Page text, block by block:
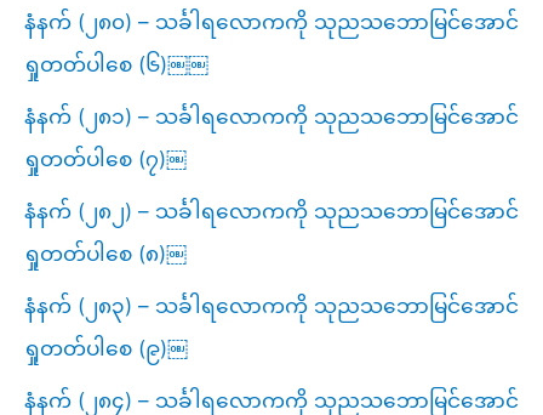
နံနက် (၂၈၀) – သင်္ခါရလောကကို သုညသဘောမြင်အောင်
ရှုတတ်ပါစေ (၆)￼￼
နံနက် (၂၈၁) – သင်္ခါရလောကကို သုညသဘောမြင်အောင်
ရှုတတ်ပါစေ (၇)￼
နံနက် (၂၈၂) – သင်္ခါရလောကကို သုညသဘောမြင်အောင်
ရှုတတ်ပါစေ (၈)￼
နံနက် (၂၈၃) – သင်္ခါရလောကကို သုညသဘောမြင်အောင်
ရှုတတ်ပါစေ (၉)￼
နံနက် (၂၈၄) – သင်္ခါရလောကကို သုညသဘောမြင်အောင်